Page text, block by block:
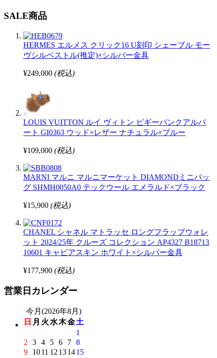
SALE商品
HERMES エルメス クリック16 U刻印 シェーブル モー
ヴシルベストル(推定)×シルバー金具
¥249,000 (税込)
LOUIS VUITTON ルイ ヴィトン ピギーバンクアルバ
ート GI0363 ウッド×レザー ナチュラル×ブルー
¥109,000 (税込)
MARNI マルニ マルニマーケット DIAMONDミニバッ
グ SHMH0050A0 テックウール エメラルド×ブラック
¥15,900 (税込)
CHANEL シャネル マトラッセ ロングフラップウォレ
ット 2024/25年 クルーズ コレクション AP4327 B18713
10601 キャビアスキン ホワイト×シルバー金具
¥177,900 (税込)
営業日カレンダー
今月(2026年8月)
日 月 火 水木金土
1
2
3 4 5 6 7 8
9
1011 12 131415